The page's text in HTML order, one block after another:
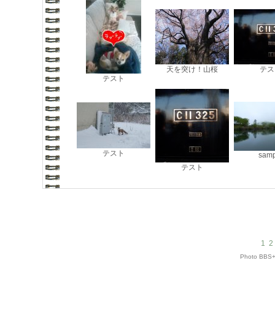
テスト
天を突け！山桜 テ
テスト
テスト
1 2
Photo BBS+